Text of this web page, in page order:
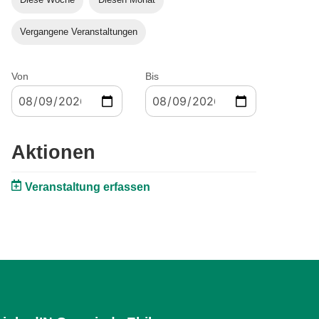
Vergangene Veranstaltungen
Von Bis
Aktionen
Veranstaltung erfassen